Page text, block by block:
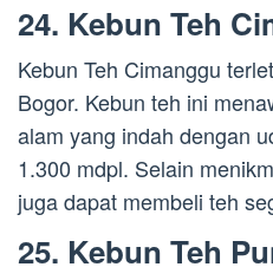
24. Kebun Teh
Kebun Teh Cimanggu
Bogor. Kebun teh ini
alam yang indah dengan
1.300 mdpl. Selain
juga dapat membeli teh
25. Kebun Teh